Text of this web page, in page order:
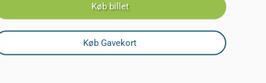
Køb billet
Køb Gavekort